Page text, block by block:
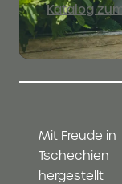
Katalog
Mit Freude in
Tschechien
hergestellt